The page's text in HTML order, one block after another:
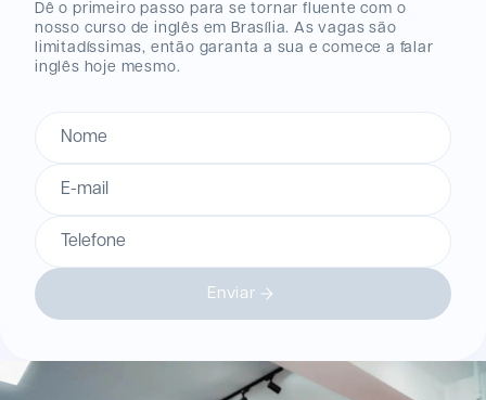
Dê o primeiro passo para se tornar fluente com o
nosso curso de inglês em Brasília. As vagas são
limitadíssimas, então garanta a sua e comece a falar
inglês hoje mesmo.
Nome
E-mail
Telefone
Enviar